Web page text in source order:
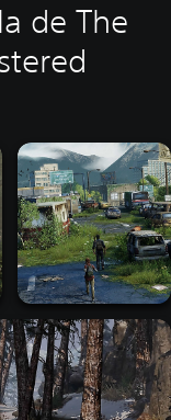
de The